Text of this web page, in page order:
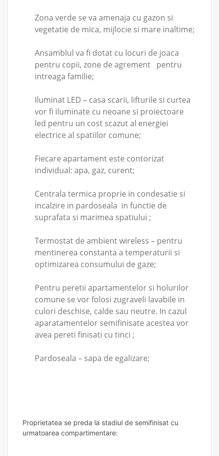
Zona verde se va amenaja cu gazon si
vegetatie de mica, mijlocie si mare inaltime;
Ansamblul va fi dotat cu locuri de joaca
pentru copii, zone de agrement pentru
intreaga familie;
Iluminat LED – casa scarii, lifturile si curtea
vor fi iluminate cu neoane si proiectoare
led pentru un cost scazut al energiei
electrice al spatiilor comune;
Fiecare apartament este contorizat
individual: apa, gaz, curent;
Centrala termica proprie in condesatie si
incalzire in pardoseala in functie de
suprafata si marimea spatiului ;
Termostat de ambient wireless – pentru
mentinerea constanta a temperaturii si
optimizarea consumului de gaze;
Pentru peretii apartamentelor si holurilor
comune se vor folosi zugraveli lavabile in
culori deschise, calde sau neutre. In cazul
aparatamentelor semifinisate acestea vor
avea pereti finisati cu tinci ;
Pardoseala – sapa de egalizare;
Proprietatea se preda la stadiul de semifinisat cu
urmatoarea compartimentare: